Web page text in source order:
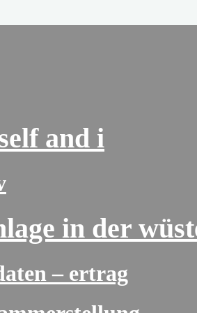
and i
in der
– ertrag